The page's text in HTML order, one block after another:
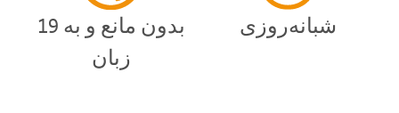
شبانه‌روزی
بدون مانع و به 19
زبان